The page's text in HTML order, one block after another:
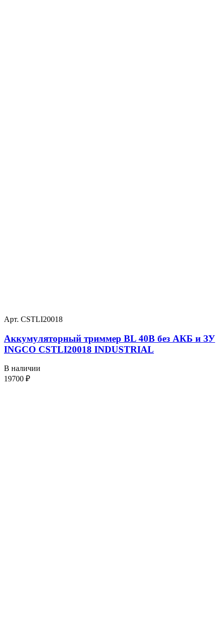
Арт. CSTLI20018
Аккумуляторный триммер BL 40В без АКБ и ЗУ
INGCO CSTLI20018 INDUSTRIAL
В наличии
19700 ₽